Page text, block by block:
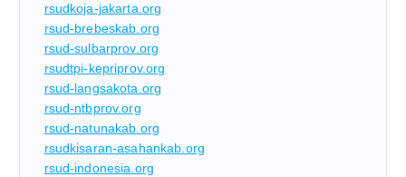
rsudkoja-jakarta.org
rsud-brebeskab.org
rsud-sulbarprov.org
rsudtpi-kepriprov.org
rsud-langsakota.org
rsud-ntbprov.org
rsud-natunakab.org
rsudkisaran-asahankab.org
rsud-indonesia.org